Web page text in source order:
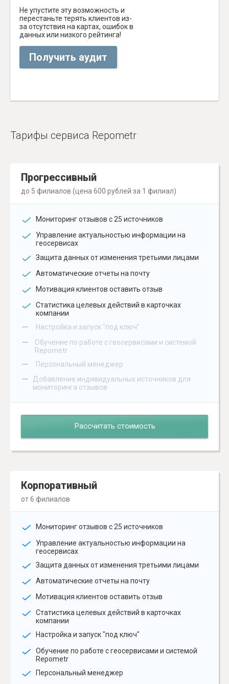
Не упустите эту возможность и
перестаньте терять клиентов из-
за отсутствия на картах, ошибок в
данных или низкого рейтинга!
Получить аудит
Тарифы сервиса Repometr
Прогрессивный
до 5 филиалов (цена 600 рублей за 1 филиал)
Мониторинг отзывов с 25 источников
Управление актуальностью информации на
геосервисах
Защита данных от изменения третьими лицами
Автоматические отчеты на почту
Мотивация клиентов оставить отзыв
Статистика целевых действий в карточках
компании
– Настройка и запуск "под ключ"
–
Обучение по работе с геосервисами и системой
Repometr
– Персональный менеджер
–
Добавление индивидуальных источников для
мониторинга отзывов
Рассчитать стоимость
Корпоративный
от 6 филиалов
Мониторинг отзывов с 25 источников
Управление актуальностью информации на
геосервисах
Защита данных от изменения третьими лицами
Автоматические отчеты на почту
Мотивация клиентов оставить отзыв
Статистика целевых действий в карточках
компании
Настройка и запуск "под ключ"
Обучение по работе с геосервисами и системой
Repometr
Персональный менеджер